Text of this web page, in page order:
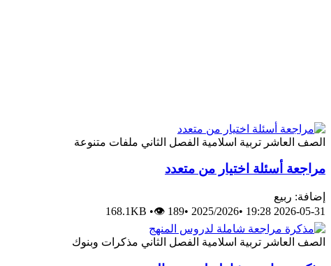
الصف العاشر تربية اسلامية الفصل الثاني ملفات متنوعة
مراجعة أسئلة اختيار من متعدد
إضافة: ربيع
2026-05-31 19:28
•
2025/2026
•
168.1KB •👁 189
الصف العاشر تربية اسلامية الفصل الثاني مذكرات وبنوك